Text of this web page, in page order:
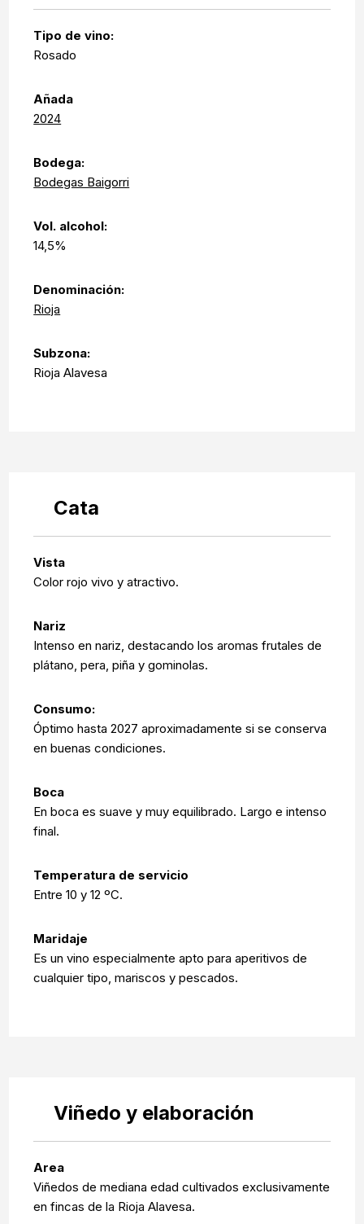
Tipo de vino:
Rosado
Añada
2024
Bodega:
Bodegas Baigorri
Vol. alcohol:
14,5%
Denominación:
Rioja
Subzona:
Rioja Alavesa
Cata
Vista
Color rojo vivo y atractivo.
Nariz
Intenso en nariz, destacando los aromas frutales de
plátano, pera, piña y gominolas.
Consumo:
Óptimo hasta 2027 aproximadamente si se conserva
en buenas condiciones.
Boca
En boca es suave y muy equilibrado. Largo e intenso
final.
Temperatura de servicio
Entre 10 y 12 ºC.
Maridaje
Es un vino especialmente apto para aperitivos de
cualquier tipo, mariscos y pescados.
Viñedo y elaboración
Area
Viñedos de mediana edad cultivados exclusivamente
en fincas de la Rioja Alavesa.